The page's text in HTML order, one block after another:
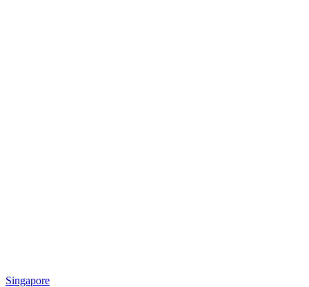
Singapore